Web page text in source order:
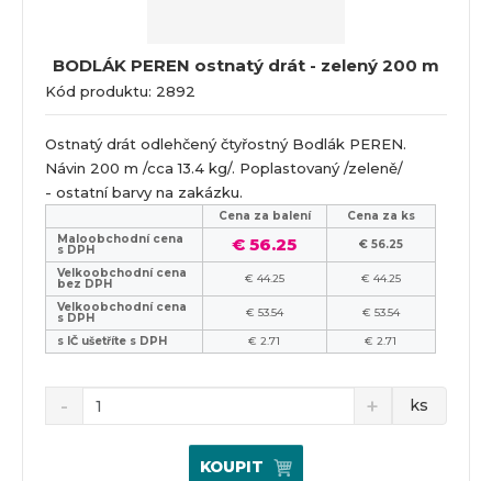
BODLÁK PEREN ostnatý drát - zelený 200 m
Kód produktu: 2892
Ostnatý drát odlehčený čtyřostný Bodlák PEREN.
Návin 200 m /cca 13.4 kg/. Poplastovaný /zeleně/
- ostatní barvy na zakázku.
Cena za balení
Cena za ks
Maloobchodní cena
s DPH € 56.25
€ 56.25
Velkoobchodní cena
bez DPH € 44.25
€ 44.25
Velkoobchodní cena
s DPH € 53.54
€ 53.54
s IČ ušetříte s DPH
€ 2.71 € 2.71
ks
KOUPIT